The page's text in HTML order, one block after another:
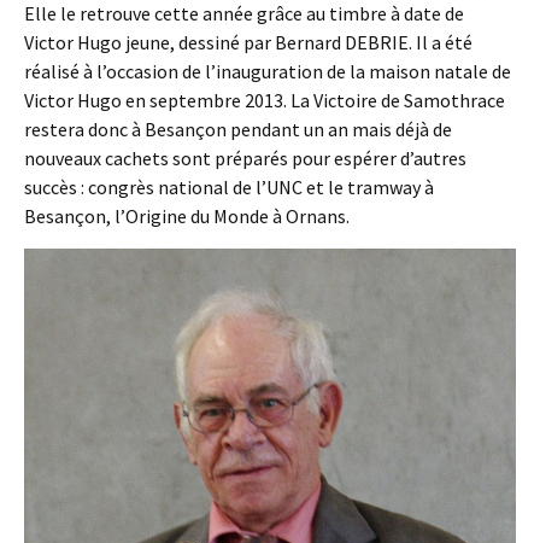
Elle le retrouve cette année grâce au timbre à date de
Victor Hugo jeune, dessiné par Bernard DEBRIE. Il a été
réalisé à l’occasion de l’inauguration de la maison natale de
Victor Hugo en septembre 2013. La Victoire de Samothrace
restera donc à Besançon pendant un an mais déjà de
nouveaux cachets sont préparés pour espérer d’autres
succès : congrès national de l’UNC et le tramway à
Besançon, l’Origine du Monde à Ornans.